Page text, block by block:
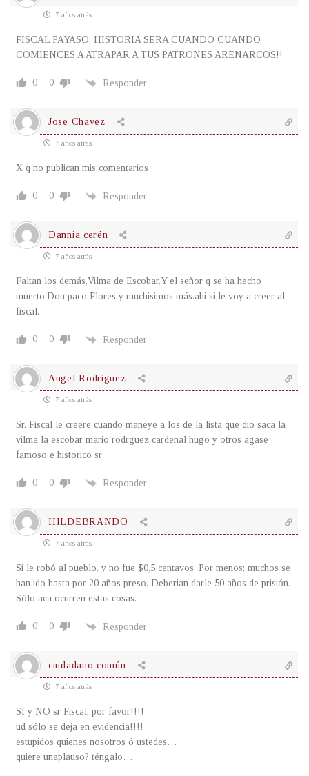
7 años atrás
FISCAL PAYASO, HISTORIA SERA CUANDO CUANDO
COMIENCES A ATRAPAR A TUS PATRONES ARENARCOS!!
0 0 Responder
Jose Chavez
7 años atrás
X q no publican mis comentarios
0 0 Responder
Dannia cerén
7 años atrás
Faltan los demás,Vilma de Escobar,Y el señor q se ha hecho
muerto.Don paco Flores y muchisimos más.ahi si le voy a creer al
fiscal.
0 0 Responder
Angel Rodriguez
7 años atrás
Sr. Fiscal le creere cuando maneye a los de la lista que dio saca la
vilma la escobar mario rodrguez cardenal hugo y otros agase
famoso e historico sr
0 0 Responder
HILDEBRANDO
7 años atrás
Si le robó al pueblo, y no fue $0,5 centavos. Por menos; muchos se
han ido hasta por 20 años preso. Deberian darle 50 años de prisión.
Sólo aca ocurren estas cosas.
0 0 Responder
ciudadano común
7 años atrás
SI y NO sr Fiscal, por favor!!!!
ud sólo se deja en evidencia!!!!
estupidos quienes nosotros ó ustedes…
quiere unaplauso? téngalo…